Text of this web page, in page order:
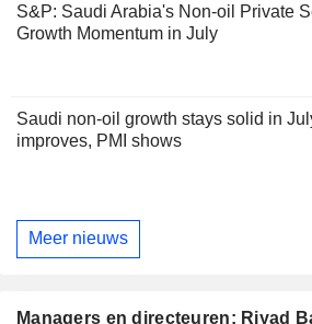
S&P: Saudi Arabia's Non-oil Private
Growth Momentum in July
Saudi non-oil growth stays solid in
improves, PMI shows
Meer nieuws
Managers en directeuren: Riyad